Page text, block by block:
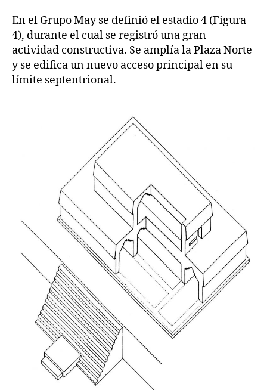
En el Grupo May se definió el estadio 4 (Figura
4), durante el cual se registró una gran
actividad constructiva. Se amplía la Plaza Norte
y se edifica un nuevo acceso principal en su
límite septentrional.